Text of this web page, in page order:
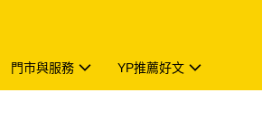
門市與服務 YP推薦好文